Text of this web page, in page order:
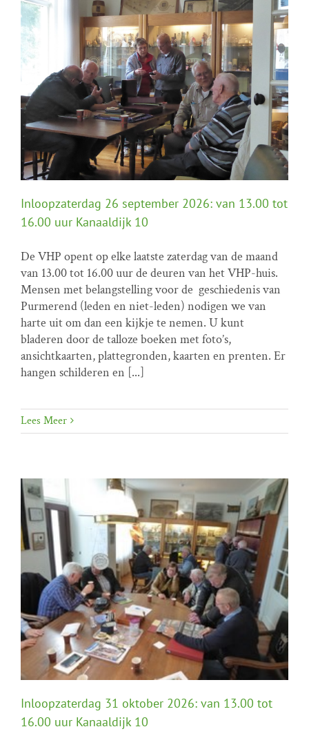
Inloopzaterdag 26 september 2026: van 13.00 tot
16.00 uur Kanaaldijk 10
Home programma Inloopzaterdagen
Inloopzaterdag 26 september 2026: van 13.00 tot
16.00 uur Kanaaldijk 10
De VHP opent op elke laatste zaterdag van de maand
van 13.00 tot 16.00 uur de deuren van het VHP-huis.
Mensen met belangstelling voor de geschiedenis van
Purmerend (leden en niet-leden) nodigen we van
harte uit om dan een kijkje te nemen. U kunt
bladeren door de talloze boeken met foto’s,
ansichtkaarten, plattegronden, kaarten en prenten. Er
hangen schilderen en [...]
Lees Meer
Inloopzaterdag 31 oktober 2026: van 13.00 tot
16.00 uur Kanaaldijk 10